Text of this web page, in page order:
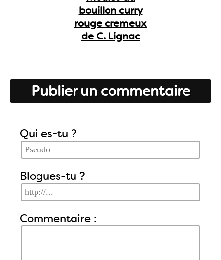
bouillon curry
rouge cremeux
de C. Lignac
Publier un commentaire
Qui es-tu ?
Blogues-tu ?
Commentaire :